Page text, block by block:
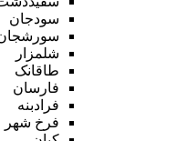
سودجان
شلمزار
طاقانک
فارسان
فرادبنه
فرخ شهر